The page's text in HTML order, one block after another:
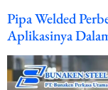
Pipa Welded
Aplikasinya